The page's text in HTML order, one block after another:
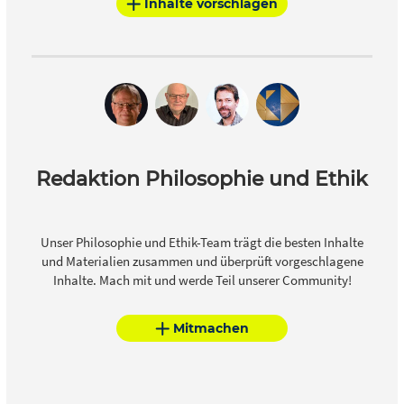
Gemeinschaft, der Politisierung des Alltags und dem
vorbeikommt.
Inhalte vorschlagen
Redaktion Philosophie und Ethik
Unser Philosophie und Ethik-Team trägt die besten Inhalte
und Materialien zusammen und überprüft vorgeschlagene
Inhalte. Mach mit und werde Teil unserer Community!
Mitmachen